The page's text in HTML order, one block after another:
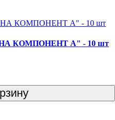
КОМПОНЕНТ А" - 10 шт